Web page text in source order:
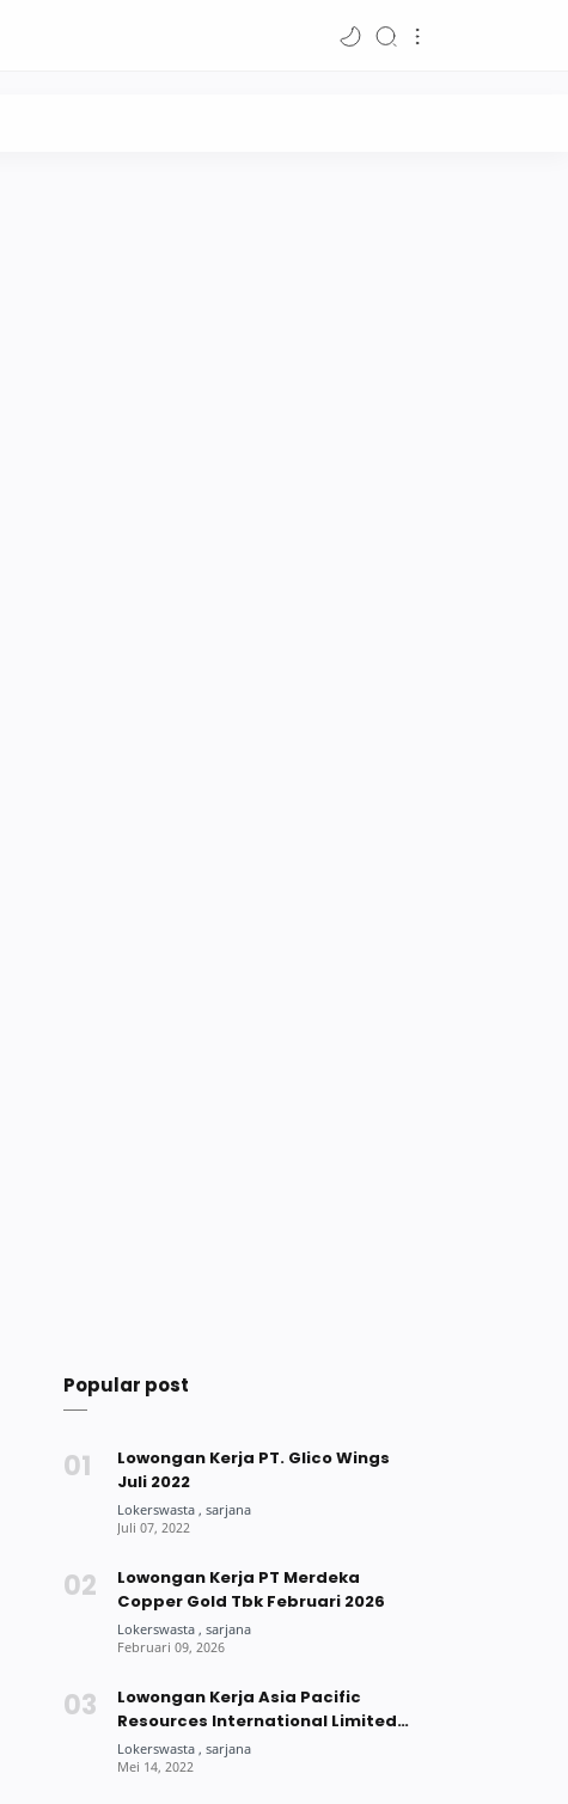
Popular post
Lowongan Kerja PT. Glico Wings
Juli 2022
Lowongan Kerja PT Merdeka
Copper Gold Tbk Februari 2026
Lowongan Kerja Asia Pacific
Resources International Limited
(APRIL) Group Mei 2022